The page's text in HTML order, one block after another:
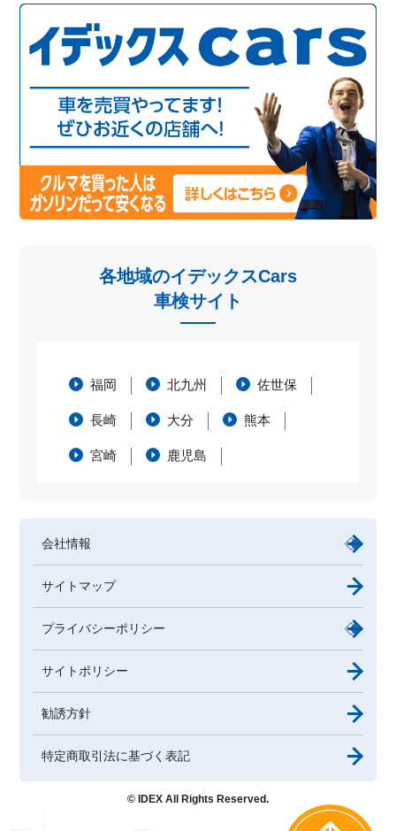
各地域のイデックスCars
車検サイト
福岡 北九州 佐世保
長崎 大分 熊本
宮崎 鹿児島
会社情報
サイトマップ
プライバシーポリシー
サイトポリシー
勧誘方針
特定商取引法に基づく表記
© IDEX All Rights Reserved.